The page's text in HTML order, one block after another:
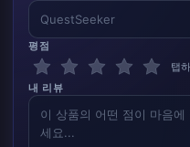
평점
탭
내 리뷰